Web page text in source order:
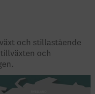
och stillastående
och